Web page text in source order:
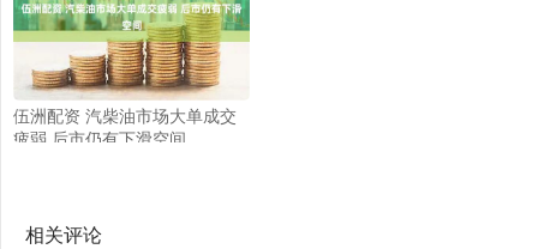
伍洲配资 汽柴油市场大单成交
疲弱 后市仍有下滑空间
相关评论